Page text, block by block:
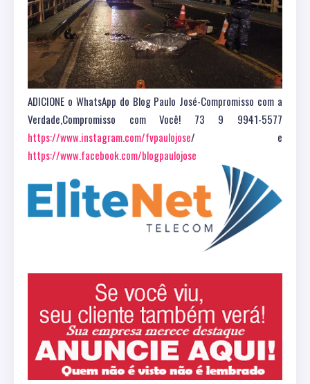
ADICIONE o WhatsApp do Blog Paulo José-Compromisso com a
Verdade,Compromisso com Você! 73 9 9941-5577
https://www.instagram.com/fvpaulojose/ e
https://www.facebook.com/blogpaulojose